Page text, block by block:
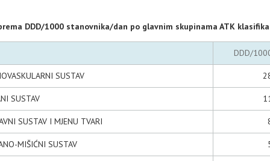
DDD/1000 stanovnika/dan po glavnim skupinama ATK
DDD/
SUSTAV
SUSTAV
SUSTAV I MJENU TVARI
MIŠIĆNI SUSTAV